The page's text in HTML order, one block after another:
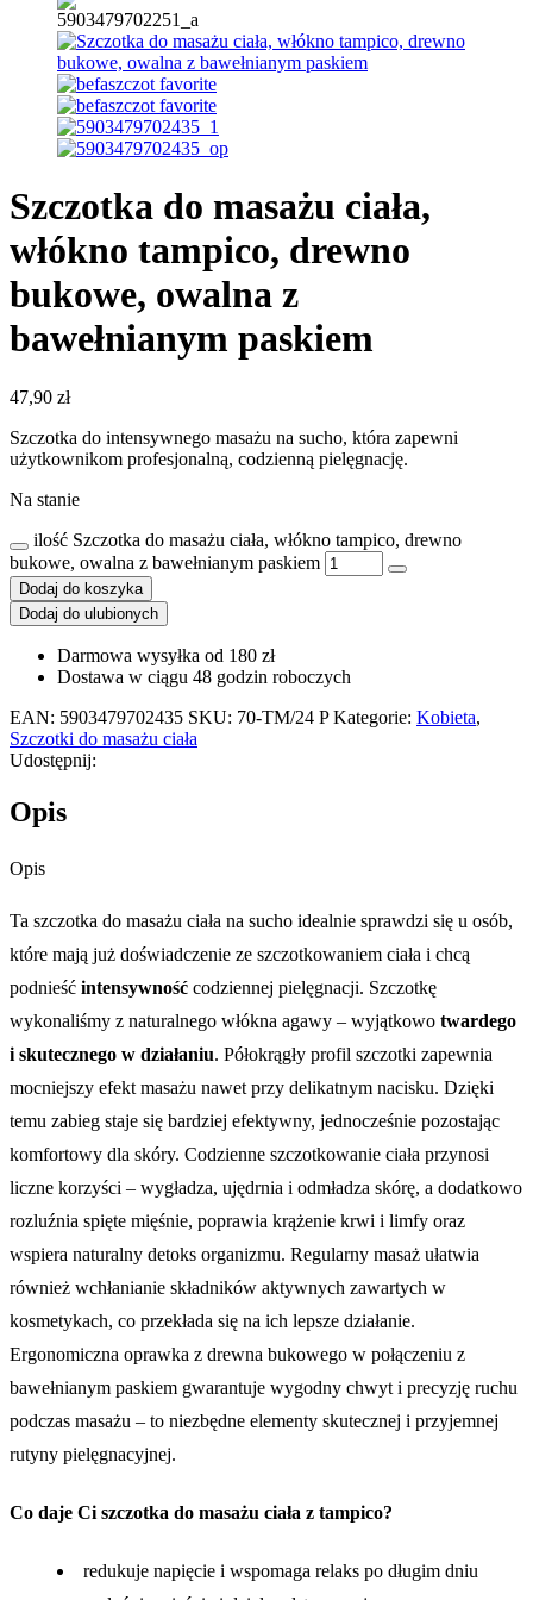
Szczotka do masażu ciała,
włókno tampico, drewno
bukowe, owalna z
bawełnianym paskiem
47,90 zł
Szczotka do intensywnego masażu na sucho, która zapewni
użytkownikom profesjonalną, codzienną pielęgnację.
Na stanie
ilość Szczotka do masażu ciała, włókno tampico, drewno
bukowe, owalna z bawełnianym paskiem
Dodaj do koszyka
Dodaj do ulubionych
Darmowa wysyłka od 180 zł
Dostawa w ciągu 48 godzin roboczych
EAN: 5903479702435 SKU: 70-TM/24 P Kategorie: Kobieta,
Szczotki do masażu ciała
Udostępnij:
Opis
Opis
Ta szczotka do masażu ciała na sucho idealnie sprawdzi się u osób,
które mają już doświadczenie ze szczotkowaniem ciała i chcą
podnieść intensywność codziennej pielęgnacji. Szczotkę
wykonaliśmy z naturalnego włókna agawy – wyjątkowo twardego
i skutecznego w działaniu. Półokrągły profil szczotki zapewnia
mocniejszy efekt masażu nawet przy delikatnym nacisku. Dzięki
temu zabieg staje się bardziej efektywny, jednocześnie pozostając
komfortowy dla skóry. Codzienne szczotkowanie ciała przynosi
liczne korzyści – wygładza, ujędrnia i odmładza skórę, a dodatkowo
rozluźnia spięte mięśnie, poprawia krążenie krwi i limfy oraz
wspiera naturalny detoks organizmu. Regularny masaż ułatwia
również wchłanianie składników aktywnych zawartych w
kosmetykach, co przekłada się na ich lepsze działanie.
Ergonomiczna oprawka z drewna bukowego w połączeniu z
bawełnianym paskiem gwarantuje wygodny chwyt i precyzję ruchu
podczas masażu – to niezbędne elementy skutecznej i przyjemnej
rutyny pielęgnacyjnej.
Co daje Ci szczotka do masażu ciała z tampico?
redukuje napięcie i wspomaga relaks po długim dniu